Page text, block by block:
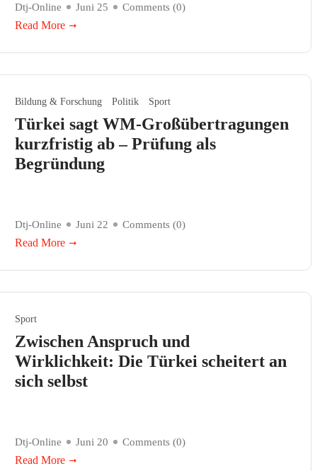
Dtj-Online Juni 25 Comments (0)
Read More
Bildung & Forschung Politik Sport
Türkei sagt WM-Großübertragungen
kurzfristig ab – Prüfung als
Begründung
Dtj-Online Juni 22 Comments (0)
Read More
Sport
Zwischen Anspruch und
Wirklichkeit: Die Türkei scheitert an
sich selbst
Dtj-Online Juni 20 Comments (0)
Read More